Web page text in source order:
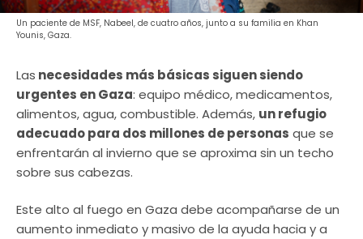
Un paciente de MSF, Nabeel, de cuatro años, junto a su familia en Khan
Younis, Gaza.
Las necesidades más básicas siguen siendo
urgentes en Gaza: equipo médico, medicamentos,
alimentos, agua, combustible. Además, un refugio
adecuado para dos millones de personas que se
enfrentarán al invierno que se aproxima sin un techo
sobre sus cabezas.
Este alto al fuego en Gaza debe acompañarse de un
aumento inmediato y masivo de la ayuda hacia y a